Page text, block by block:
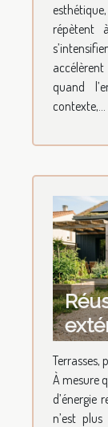
répètent
quand
contexte,...
Terrasses,
À mesure
d’énergie
n’est